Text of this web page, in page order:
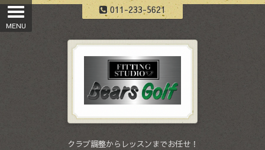
011-233-5621
クラブ調整からレッスンまでお任せ！